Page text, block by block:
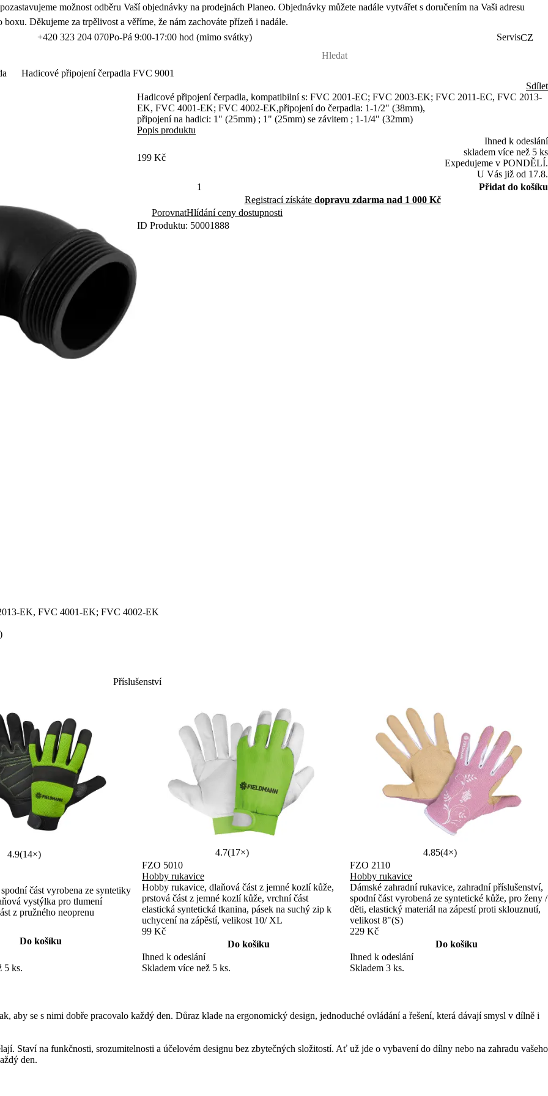
možnost odběru Vaší objednávky na prodejnách Planeo. Objednávky můžete nadále vytvářet s doručením na Vaši adresu
boxu. Děkujeme za trpělivost a věříme, že nám zachováte přízeň i nadále.
+420 323 204 070Po-Pá 9:00-17:00 hod (mimo svátky) ServisCZ
Hadicové připojení čerpadla FVC 9001
Sdílet
Hadicové připojení čerpadla, kompatibilní s: FVC 2001-EC; FVC 2003-EK; FVC 2011-EC, FVC 2013-
EK, FVC 4001-EK; FVC 4002-EK,připojení do čerpadla: 1-1/2" (38mm),
připojení na hadici: 1" (25mm) ; 1" (25mm) se závitem ; 1-1/4" (32mm)
Popis produktu
199 Kč
Ihned k odeslání
skladem více než 5 ks
Expedujeme v PONDĚLÍ.
U Vás již od 17.8.
Přidat do košíku
Registrací získáte dopravu zdarma nad 1 000 Kč
PorovnatHlídání ceny dostupnosti
ID Produktu: 50001888
EK, FVC 4001-EK; FVC 4002-EK
Příslušenství
4.9(14×)
část vyrobena ze syntetiky
vystýlka pro tlumení
z pružného neoprenu
Do košíku
5 ks.
4.7(17×)
FZO 5010
Hobby rukavice
Hobby rukavice, dlaňová část z jemné kozlí kůže,
prstová část z jemné kozlí kůže, vrchní část
elastická syntetická tkanina, pásek na suchý zip k
uchycení na zápěstí, velikost 10/ XL
99 Kč
Do košíku
Ihned k odeslání
Skladem více než 5 ks.
4.85(4×)
FZO 2110
Hobby rukavice
Dámské zahradní rukavice, zahradní příslušenství,
spodní část vyrobená ze syntetické kůže, pro ženy /
děti, elastický materiál na zápestí proti sklouznutí,
velikost 8"(S)
229 Kč
Do košíku
Ihned k odeslání
Skladem 3 ks.
aby se s nimi dobře pracovalo každý den. Důraz klade na ergonomický design, jednoduché ovládání a řešení, která dávají smysl v dílně i
Staví na funkčnosti, srozumitelnosti a účelovém designu bez zbytečných složitostí. Ať už jde o vybavení do dílny nebo na zahradu vašeho
den.